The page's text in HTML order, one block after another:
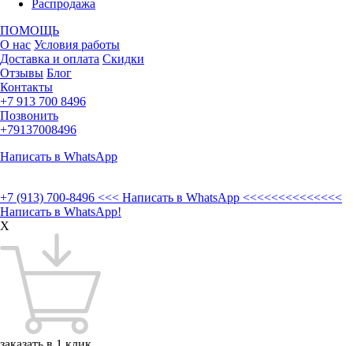
Распродажа
ПОМОЩЬ
О нас Условия работы
Доставка и оплата Скидки
Отзывы Блог
Контакты
+7 913 700 8496
Позвонить
+79137008496
Написать в WhatsApp
+7 (913) 700-8496 <<< Написать в WhatsApp <<<<<<<<<<<<<<
Написать в WhatsApp!
X